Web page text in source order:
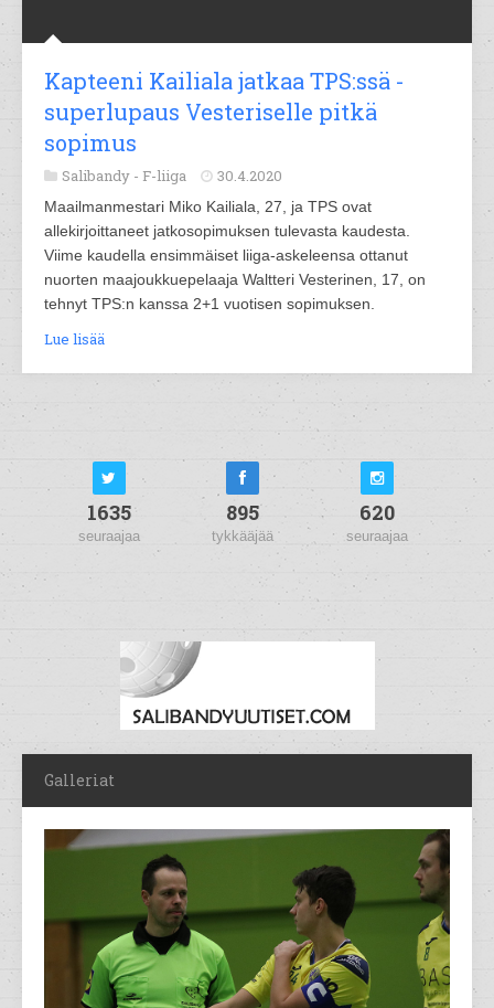
Kapteeni Kailiala jatkaa TPS:ssä -
superlupaus Vesteriselle pitkä
sopimus
Salibandy - F-liiga 30.4.2020
Maailmanmestari Miko Kailiala, 27, ja TPS ovat
allekirjoittaneet jatkosopimuksen tulevasta kaudesta.
Viime kaudella ensimmäiset liiga-askeleensa ottanut
nuorten maajoukkuepelaaja Waltteri Vesterinen, 17, on
tehnyt TPS:n kanssa 2+1 vuotisen sopimuksen.
Lue lisää
1635
seuraajaa
895
tykkääjää
620
seuraajaa
Galleriat